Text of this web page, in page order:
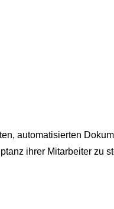
automatisierten
ihrer Mitarbeiter zu